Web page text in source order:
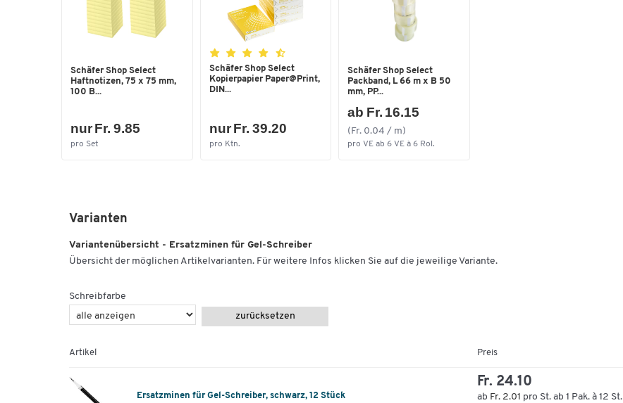
Schäfer Shop Select
Haftnotizen, 75 x 75 mm,
100 B...
nur Fr. 9.85
pro Set
Schäfer Shop Select
Kopierpapier Paper@Print,
DIN...
nur Fr. 39.20
pro Ktn.
Schäfer Shop Select
Packband, L 66 m x B 50
mm, PP...
ab Fr. 16.15
(Fr. 0.04 / m)
pro VE ab 6 VE à 6 Rol.
Varianten
Variantenübersicht - Ersatzminen für Gel-Schreiber
Übersicht der möglichen Artikelvarianten. Für weitere Infos klicken Sie auf die jeweilige Variante.
Schreibfarbe
zurücksetzen
Artikel Preis
Ersatzminen für Gel-Schreiber, schwarz, 12 Stück
Fr. 24.10
ab Fr. 2.01 pro St. ab 1 Pak. à 12 St.